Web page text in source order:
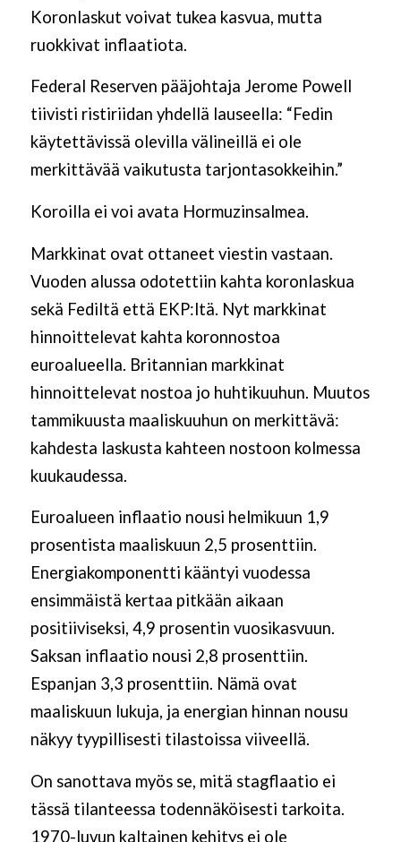
Koronlaskut voivat tukea kasvua, mutta
ruokkivat inflaatiota.
Federal Reserven pääjohtaja Jerome Powell
tiivisti ristiriidan yhdellä lauseella: “Fedin
käytettävissä olevilla välineillä ei ole
merkittävää vaikutusta tarjontasokkeihin.”
Koroilla ei voi avata Hormuzinsalmea.
Markkinat ovat ottaneet viestin vastaan.
Vuoden alussa odotettiin kahta koronlaskua
sekä Fediltä että EKP:ltä. Nyt markkinat
hinnoittelevat kahta koronnostoa
euroalueella. Britannian markkinat
hinnoittelevat nostoa jo huhtikuuhun. Muutos
tammikuusta maaliskuuhun on merkittävä:
kahdesta laskusta kahteen nostoon kolmessa
kuukaudessa.
Euroalueen inflaatio nousi helmikuun 1,9
prosentista maaliskuun 2,5 prosenttiin.
Energiakomponentti kääntyi vuodessa
ensimmäistä kertaa pitkään aikaan
positiiviseksi, 4,9 prosentin vuosikasvuun.
Saksan inflaatio nousi 2,8 prosenttiin.
Espanjan 3,3 prosenttiin. Nämä ovat
maaliskuun lukuja, ja energian hinnan nousu
näkyy tyypillisesti tilastoissa viiveellä.
On sanottava myös se, mitä stagflaatio ei
tässä tilanteessa todennäköisesti tarkoita.
1970-luvun kaltainen kehitys ei ole